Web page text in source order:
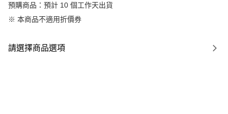
預購商品：預計 10 個工作天出貨
※ 本商品不適用折價券
請選擇商品選項